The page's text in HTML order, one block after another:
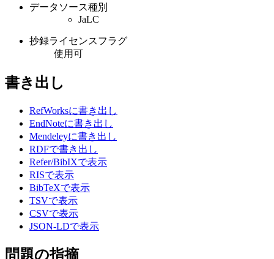
データソース種別
JaLC
抄録ライセンスフラグ
使用可
書き出し
RefWorksに書き出し
EndNoteに書き出し
Mendeleyに書き出し
RDFで書き出し
Refer/BibIXで表示
RISで表示
BibTeXで表示
TSVで表示
CSVで表示
JSON-LDで表示
問題の指摘